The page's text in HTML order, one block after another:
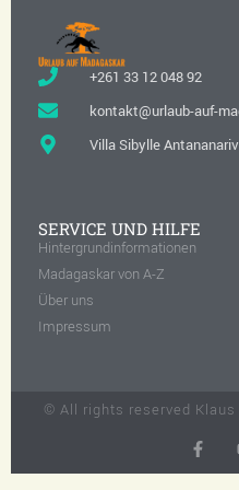
+261 33 12 048 92
kontakt@urlaub-auf-
Villa Sibylle
SERVICE UND HILFE
Hintergrundinformationen
Madagaskar von A-Z
Über uns
Impressum
© All rights reserved Klaus